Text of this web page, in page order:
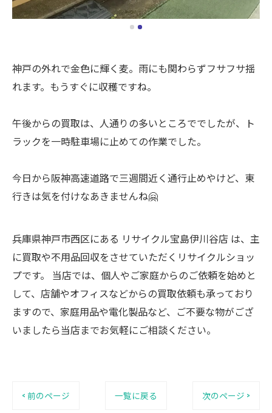
神戸の外れで金色に輝く麦。雨にも関わらずフサフサ揺
れます。もうすぐに収穫ですね。
午後からの買取は、人通りの多いところででしたが、ト
ラックを一時駐車場に止めての作業でした。
今日から阪神高速道路で三週間近く通行止めやけど、東
行きは気を付けなあきませんね🤗
兵庫県神戸市西区にある リサイクル宝島伊川谷店 は、主
に買取や不用品回収をさせていただくリサイクルショッ
プです。 当店では、個人やご家庭からのご依頼を始めと
して、店舗やオフィスなどからの買取依頼も承っており
ますので、家庭用品や電化製品など、ご不要な物がござ
いましたら当店までお気軽にご相談ください。
< 前のページ 一覧に戻る 次のページ >